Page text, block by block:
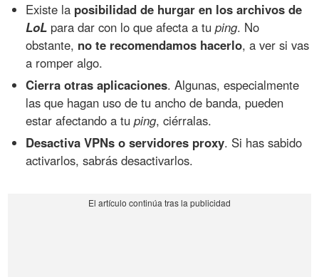
Existe la posibilidad de hurgar en los archivos de
LoL para dar con lo que afecta a tuping. No
obstante, no te recomendamos hacerlo, a ver si vas
a romper algo.
Cierra otras aplicaciones. Algunas, especialmente
las que hagan uso de tu ancho de banda, pueden
estar afectando a tuping, ciérralas.
Desactiva VPNs o servidores proxy. Si has sabido
activarlos, sabrás desactivarlos.